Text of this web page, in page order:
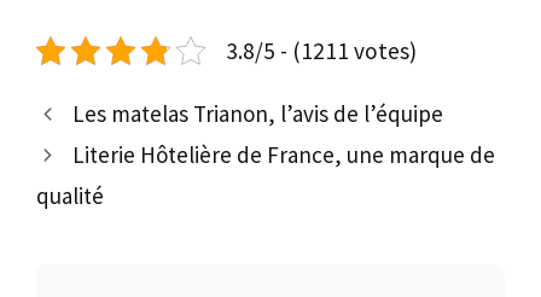
3.8/5 - (1211 votes)
Les matelas Trianon, l’avis de l’équipe
Literie Hôtelière de France, une marque de
qualité